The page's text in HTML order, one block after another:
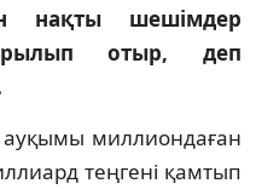
нақты шешімдер
отыр, деп
ауқымы миллиондаған
теңгені қамтып